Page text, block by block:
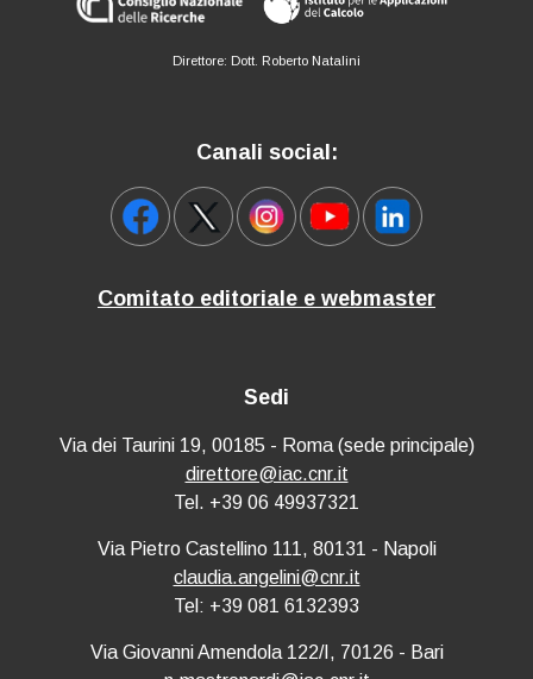
Direttore: Dott. Roberto Natalini
Canali social:
Comitato editoriale e webmaster
Sedi
Via dei Taurini 19, 00185 - Roma (sede principale)
direttore@iac.cnr.it
Tel. +39 06 49937321
Via Pietro Castellino 111, 80131 - Napoli
claudia.angelini@cnr.it
Tel: +39 081 6132393
Via Giovanni Amendola 122/I, 70126 - Bari